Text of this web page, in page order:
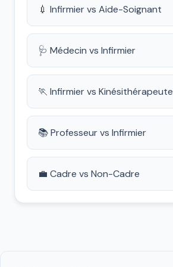
💉 Infirmier vs Aide-Soignant
🩺 Médecin vs Infirmier
🏃 Infirmier vs Kinésithérapeute
📚 Professeur vs Infirmier
💼 Cadre vs Non-Cadre